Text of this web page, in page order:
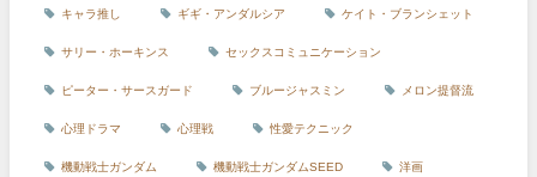
キャラ推し ギギ・アンダルシア ケイト・ブランシェット
サリー・ホーキンス セックスコミュニケーション
ピーター・サースガード ブルージャスミン メロン提督流
心理ドラマ 心理戦 性愛テクニック
機動戦士ガンダム 機動戦士ガンダムSEED 洋画